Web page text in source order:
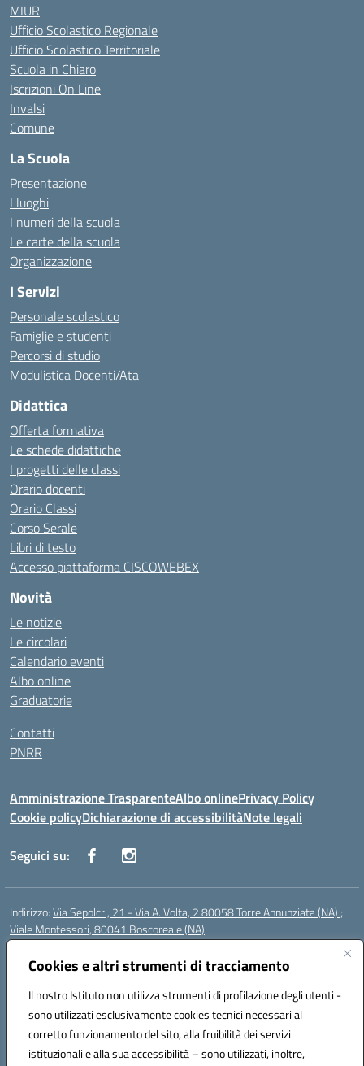
Cookies e altri strumenti di tracciamento
Il nostro Istituto non utilizza strumenti di profilazione degli utenti -
sono utilizzati esclusivamente cookies tecnici necessari al
corretto funzionamento del sito, alla fruibilità dei servizi
istituzionali e alla sua accessibilità – sono utilizzati, inoltre,
MIUR
Ufficio Scolastico Regionale
Ufficio Scolastico Territoriale
Scuola in Chiaro
Iscrizioni On Line
Invalsi
Comune
La Scuola
Presentazione
I luoghi
I numeri della scuola
Le carte della scuola
Organizzazione
I Servizi
Personale scolastico
Famiglie e studenti
Percorsi di studio
Modulistica Docenti/Ata
Didattica
Offerta formativa
Le schede didattiche
I progetti delle classi
Orario docenti
Orario Classi
Corso Serale
Libri di testo
Accesso piattaforma CISCOWEBEX
Novità
Le notizie
Le circolari
Calendario eventi
Albo online
Graduatorie
Contatti
PNRR
Amministrazione TrasparenteAlbo onlinePrivacy Policy
Cookie policyDichiarazione di accessibilitàNote legali
Seguici su:
Indirizzo:Via Sepolcri, 21 - Via A. Volta, 2 80058 Torre Annunziata (NA) ;
Viale Montessori, 80041 Boscoreale (NA)
Centralino:
Posta elettronica certificata (PEC):nais04100b@pec.istruzione.it
Codice fiscale: 82008750638
Codice meccanografico:NAIS04100B
Codice Indice delle Pubbliche Amministrazioni (IPA): istsc_nais04100b
Codice unico di fatturazione (CUF): UFELOU